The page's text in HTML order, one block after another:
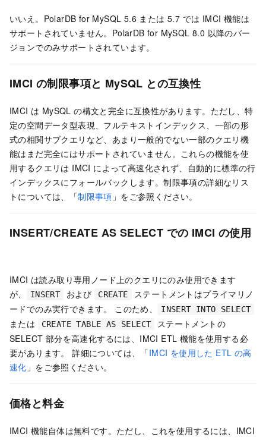
いいえ。 PolarDB for MySQL 5.6 または 5.7 では IMCI 機能は
サポートされていません。 PolarDB for MySQL 8.0 以降のバー
ジョンでのみサポートされています。
IMCI の制限事項と MySQL との互換性
IMCI は MySQL の構文と完全に互換性があります。ただし、特
定の空間データ型表現、 フルテキストインデックス、一部の形
式の相関サブクエリなど、あまり一般的でない一部のクエリ機
能はまだ完全にはサポートされていません。これらの機能を使
用するクエリは IMCI によって高速化されず、自動的に標準の行
インデックスにフォールバックします。制限事項の詳細なリス
トについては、「制限事項 」をご参照ください。
INSERT/CREATE AS SELECT での IMCI の使用
IMCI は読み取り専用ノード 上のクエリにのみ使用できます
が、
INSERT および CREATE ステートメントはプライマリノ
ード でのみ実行できます。 このため、 INSERT INTO SELECT
または CREATE TABLE AS SELECT
ステートメントの
SELECT 部分を高速化するには、IMCI ETL 機能を使用する必
要があります。 詳細については、「IMCI を使用した ETL の高
速化 」をご参照ください。
価格と料金
IMCI 機能自体は無料です。ただし、これを使用するには、IMCI